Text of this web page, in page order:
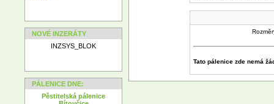
NOVÉ INZERÁTY
INZSYS_BLOK
PÁLENICE DNE:
Pěstitelská pálenice
Tato pálenice zde nemá